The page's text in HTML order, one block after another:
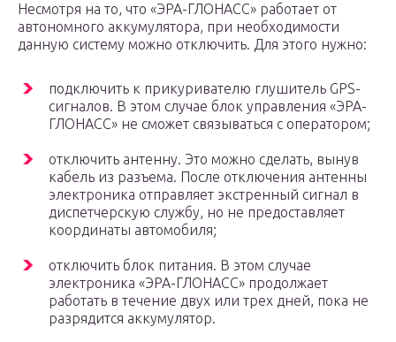
Несмотря на то, что «ЭРА-ГЛОНАСС» работает от
автономного аккумулятора, при необходимости
данную систему можно отключить. Для этого нужно:
подключить к прикуривателю глушитель GPS-
сигналов. В этом случае блок управления «ЭРА-
ГЛОНАСС» не сможет связываться с оператором;
отключить антенну. Это можно сделать, вынув
кабель из разъема. После отключения антенны
электроника отправляет экстренный сигнал в
диспетчерскую службу, но не предоставляет
координаты автомобиля;
отключить блок питания. В этом случае
электроника «ЭРА-ГЛОНАСС» продолжает
работать в течение двух или трех дней, пока не
разрядится аккумулятор.